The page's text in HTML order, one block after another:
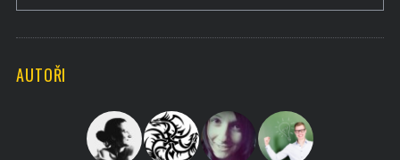
c
A
C
AUTOŘI